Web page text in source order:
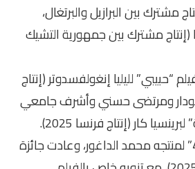
مشترك بين البرازيل والبرتغال،
(إنتاج مشترك بين جمهورية التشيك
“حبيبي” لليليا إنغولفسدوتر (إنتاج
بنشودار ومرتضى حسني وأشرف جامعي
كار (إنتاج فرنسا 2025).
أما جائزة الضفة الأخرى للمناصفة فمنحت للفيلم المغربي “404.01” لمنتجه محمد الداغور، وعادت جائزة